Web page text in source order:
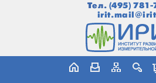
Тел. (495) 781-